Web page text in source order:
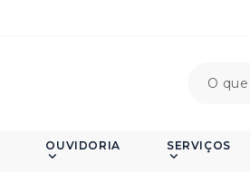
OUVIDORIA SERVIÇOS